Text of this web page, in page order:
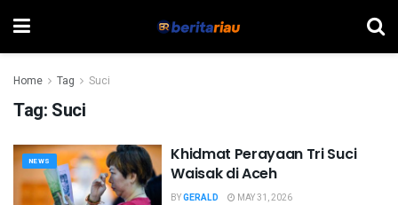
Home Tag Suci
Tag: Suci
NEWS
Khidmat Perayaan Tri Suci
Waisak di Aceh
BYGERALD MAY 31, 2026